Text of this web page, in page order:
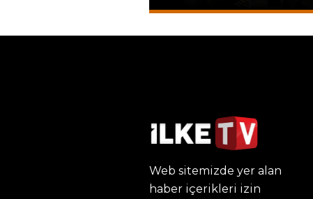
Web sitemizde yer alan
haber içerikleri izin